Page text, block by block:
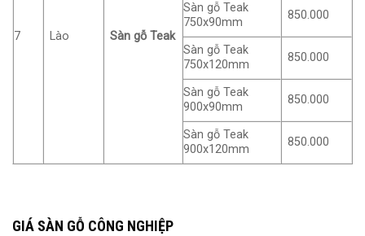
7 Lào Sàn gỗ Teak
Sàn gỗ Teak
750x90mm
850.000
Sàn gỗ Teak
750x120mm
850.000
Sàn gỗ Teak
900x90mm
850.000
Sàn gỗ Teak
900x120mm
850.000
GIÁ SÀN GỖ CÔNG NGHIỆP